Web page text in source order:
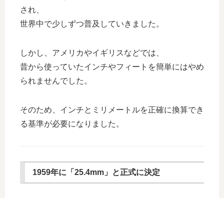
され、
世界中で少しずつ普及していきました。
しかし、アメリカやイギリスなどでは、
昔から使っていたインチやフィートを簡単にはやめ
られませんでした。
そのため、インチとミリメートルを正確に換算でき
る基準が必要になりました。
1959年に「25.4mm」と正式に決定